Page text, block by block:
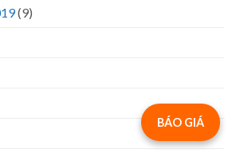
(9)
BÁO GIÁ